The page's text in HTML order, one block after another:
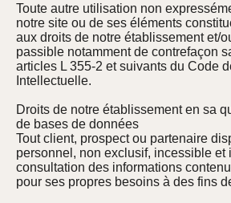
Toute autre utilisation non
notre site ou de ses éléments
aux droits de notre établissement et/
passible notamment de contrefaçon
articles L 355-2 et suivants du Code
Intellectuelle.
Droits de notre établissement en sa
de bases de données
Tout client, prospect ou partenaire
personnel, non exclusif, incessible et
consultation des informations
pour ses propres besoins à des fins